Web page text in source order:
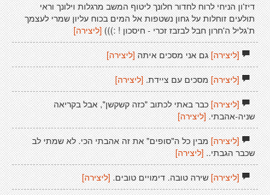
דיז'ון הניחי לרוח לחדור חלונך ליטוף המשב מרגלות וילונך וראי
תולעים זוחלות על גחון נשטפות אל המים בכוח עליון שמרי לעצמך
ת'גליל ה'חרון חבל לבזבז זכרי - חיסכון ! :)))[ליצירה]
[ליצירה]גם אני מסכים איתה[ליצירה]
[ליצירה]מסכים עם ציידת. [ליצירה]
[ליצירה]כבר באתי לכתוב "כזה קשקשן", אבל בקריאה
שניה-אהבתי.[ליצירה]
[ליצירה]מבין כל ה"סופים" את זה אהבתי הכי. לא שמתי לב
שכבר הגבתי..[ליצירה]
[ליצירה]שירה טובה. דימויים טובים. [ליצירה]